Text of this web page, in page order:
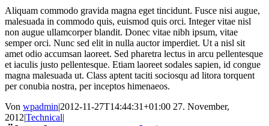
Aliquam commodo gravida magna eget tincidunt. Fusce nisi augue,
malesuada in commodo quis, euismod quis orci. Integer vitae nisl
non augue ullamcorper blandit. Donec vitae nibh ipsum, vitae
semper orci. Nunc sed elit in nulla auctor imperdiet. Ut a nisl sit
amet odio accumsan laoreet. Sed pharetra lectus in arcu pellentesque
et iaculis justo pellentesque. Etiam laoreet sodales sapien, id congue
magna malesuada ut. Class aptent taciti sociosqu ad litora torquent
per conubia nostra, per inceptos himenaeos.
Von wpadmin|2012-11-27T14:44:31+01:00 27. November,
2012|Technical|